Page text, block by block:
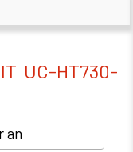
UC-HT730-
an